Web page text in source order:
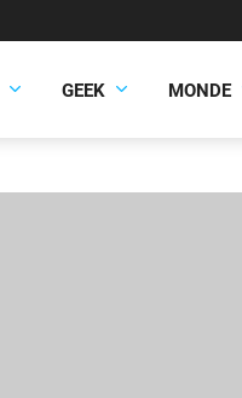
GEEK MONDE